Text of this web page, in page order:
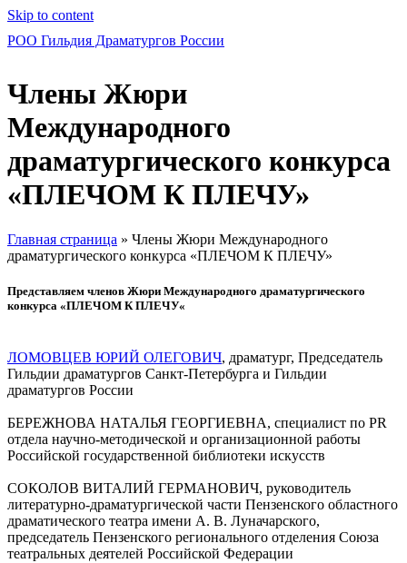
Skip to content
РОО Гильдия Драматургов России
Члены Жюри
Международного
драматургического конкурса
«ПЛЕЧОМ К ПЛЕЧУ»
Главная страница » Члены Жюри Международного
драматургического конкурса «ПЛЕЧОМ К ПЛЕЧУ»
Представляем членов Жюри Международного драматургического
конкурса «ПЛЕЧОМ К ПЛЕЧУ«
ЛОМОВЦЕВ ЮРИЙ ОЛЕГОВИЧ, драматург, Председатель
Гильдии драматургов Санкт-Петербурга и Гильдии
драматургов России
БЕРЕЖНОВА НАТАЛЬЯ ГЕОРГИЕВНА, специалист по PR
отдела научно-методической и организационной работы
Российской государственной библиотеки искусств
СОКОЛОВ ВИТАЛИЙ ГЕРМАНОВИЧ, руководитель
литературно-драматургической части Пензенского областного
драматического театра имени А. В. Луначарского,
председатель Пензенского регионального отделения Союза
театральных деятелей Российской Федерации